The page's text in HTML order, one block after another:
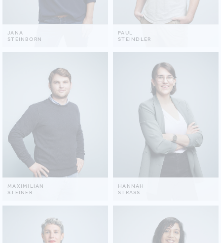
JANA
STEINBORN
PAUL
STEINDLER
MAXIMILIAN
STEINER
HANNAH
STRASS